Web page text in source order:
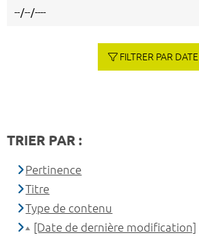
FILTRER PAR DATE
TRIER PAR :
Pertinence
Titre
Type de contenu
[Date de dernière modification]